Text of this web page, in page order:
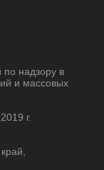
по надзору в
и массовых
г.